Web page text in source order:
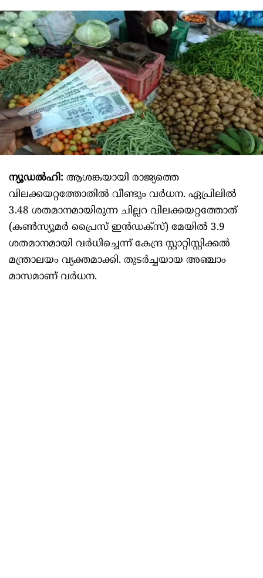
ന്യൂഡൽഹി: ആശങ്കയായി രാജ്യത്തെ
വിലക്കയറ്റത്തോതിൽ വീണ്ടും വർധന. ഏപ്രിലിൽ
3.48 ശതമാനമായിരുന്ന ചില്ലറ വിലക്കയറ്റത്തോത്
(കൺസ്യൂമർ പ്രൈസ് ഇൻഡക്സ്) മേയിൽ 3.9
ശതമാനമായി വർധിച്ചെന്ന് കേന്ദ്ര സ്റ്റാറ്റിസ്റ്റിക്കൽ
മന്ത്രാലയം വ്യക്തമാക്കി. തുടർച്ചയായ അഞ്ചാം
മാസമാണ് വർധന.